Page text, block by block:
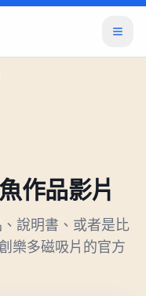
作品影片
說明書、或者是比
樂多磁吸片的官方